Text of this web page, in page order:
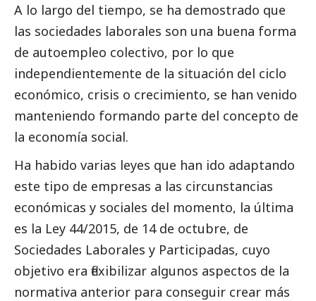
A lo largo del tiempo, se ha demostrado que
las sociedades laborales son una buena forma
de autoempleo colectivo, por lo que
independientemente de la situación del ciclo
económico, crisis o crecimiento, se han venido
manteniendo formando parte del concepto de
la economía social.
Ha habido varias leyes que han ido adaptando
este tipo de empresas a las circunstancias
económicas y sociales del momento, la última
es la Ley 44/2015, de 14 de octubre, de
Sociedades Laborales y Participadas, cuyo
objetivo era flexibilizar algunos aspectos de la
normativa anterior para conseguir crear más